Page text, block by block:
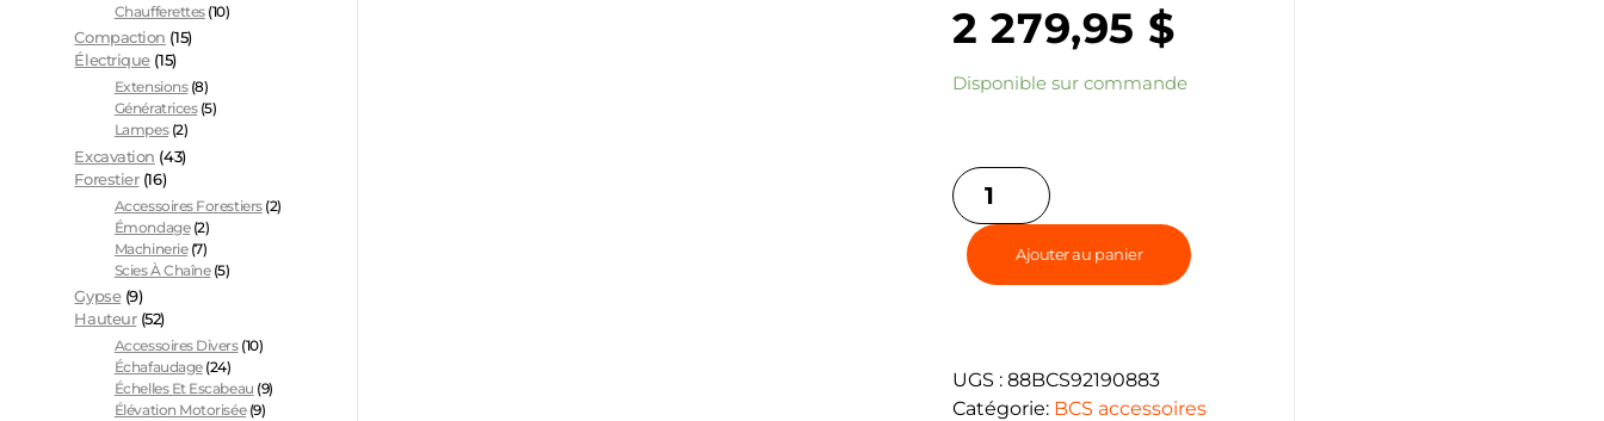
2 279,95 $
Disponible sur commande
Ajouter au panier
UGS :88BCS92190883
Catégorie: BCS accessoires
Chaufferettes (10)
Compaction (15)
Électrique (15)
Extensions (8)
Génératrices (5)
Lampes (2)
Excavation (43)
Forestier (16)
Accessoires Forestiers (2)
Émondage (2)
Machinerie (7)
Scies À Chaîne (5)
Gypse (9)
Hauteur (52)
Accessoires Divers (10)
Échafaudage (24)
Échelles Et Escabeau (9)
Élévation Motorisée (9)